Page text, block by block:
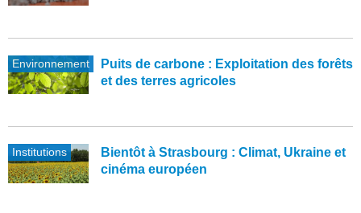
Environnement
Puits de carbone : Exploitation des forêts
et des terres agricoles
Institutions
Bientôt à Strasbourg : Climat, Ukraine et
cinéma européen